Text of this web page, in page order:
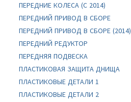
ПЕРЕДНИЕ КОЛЕСА (C 2014)
ПЕРЕДНИЙ ПРИВОД В СБОРЕ
ПЕРЕДНИЙ ПРИВОД В СБОРЕ (2014)
ПЕРЕДНИЙ РЕДУКТОР
ПЕРЕДНЯЯ ПОДВЕСКА
ПЛАСТИКОВАЯ ЗАЩИТА ДНИЩА
ПЛАСТИКОВЫЕ ДЕТАЛИ 1
ПЛАСТИКОВЫЕ ДЕТАЛИ 2